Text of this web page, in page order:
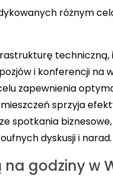
różnym
i konferencji na
zapewnienia
sprzyja
spotkania
dyskusji i narad.
godziny w